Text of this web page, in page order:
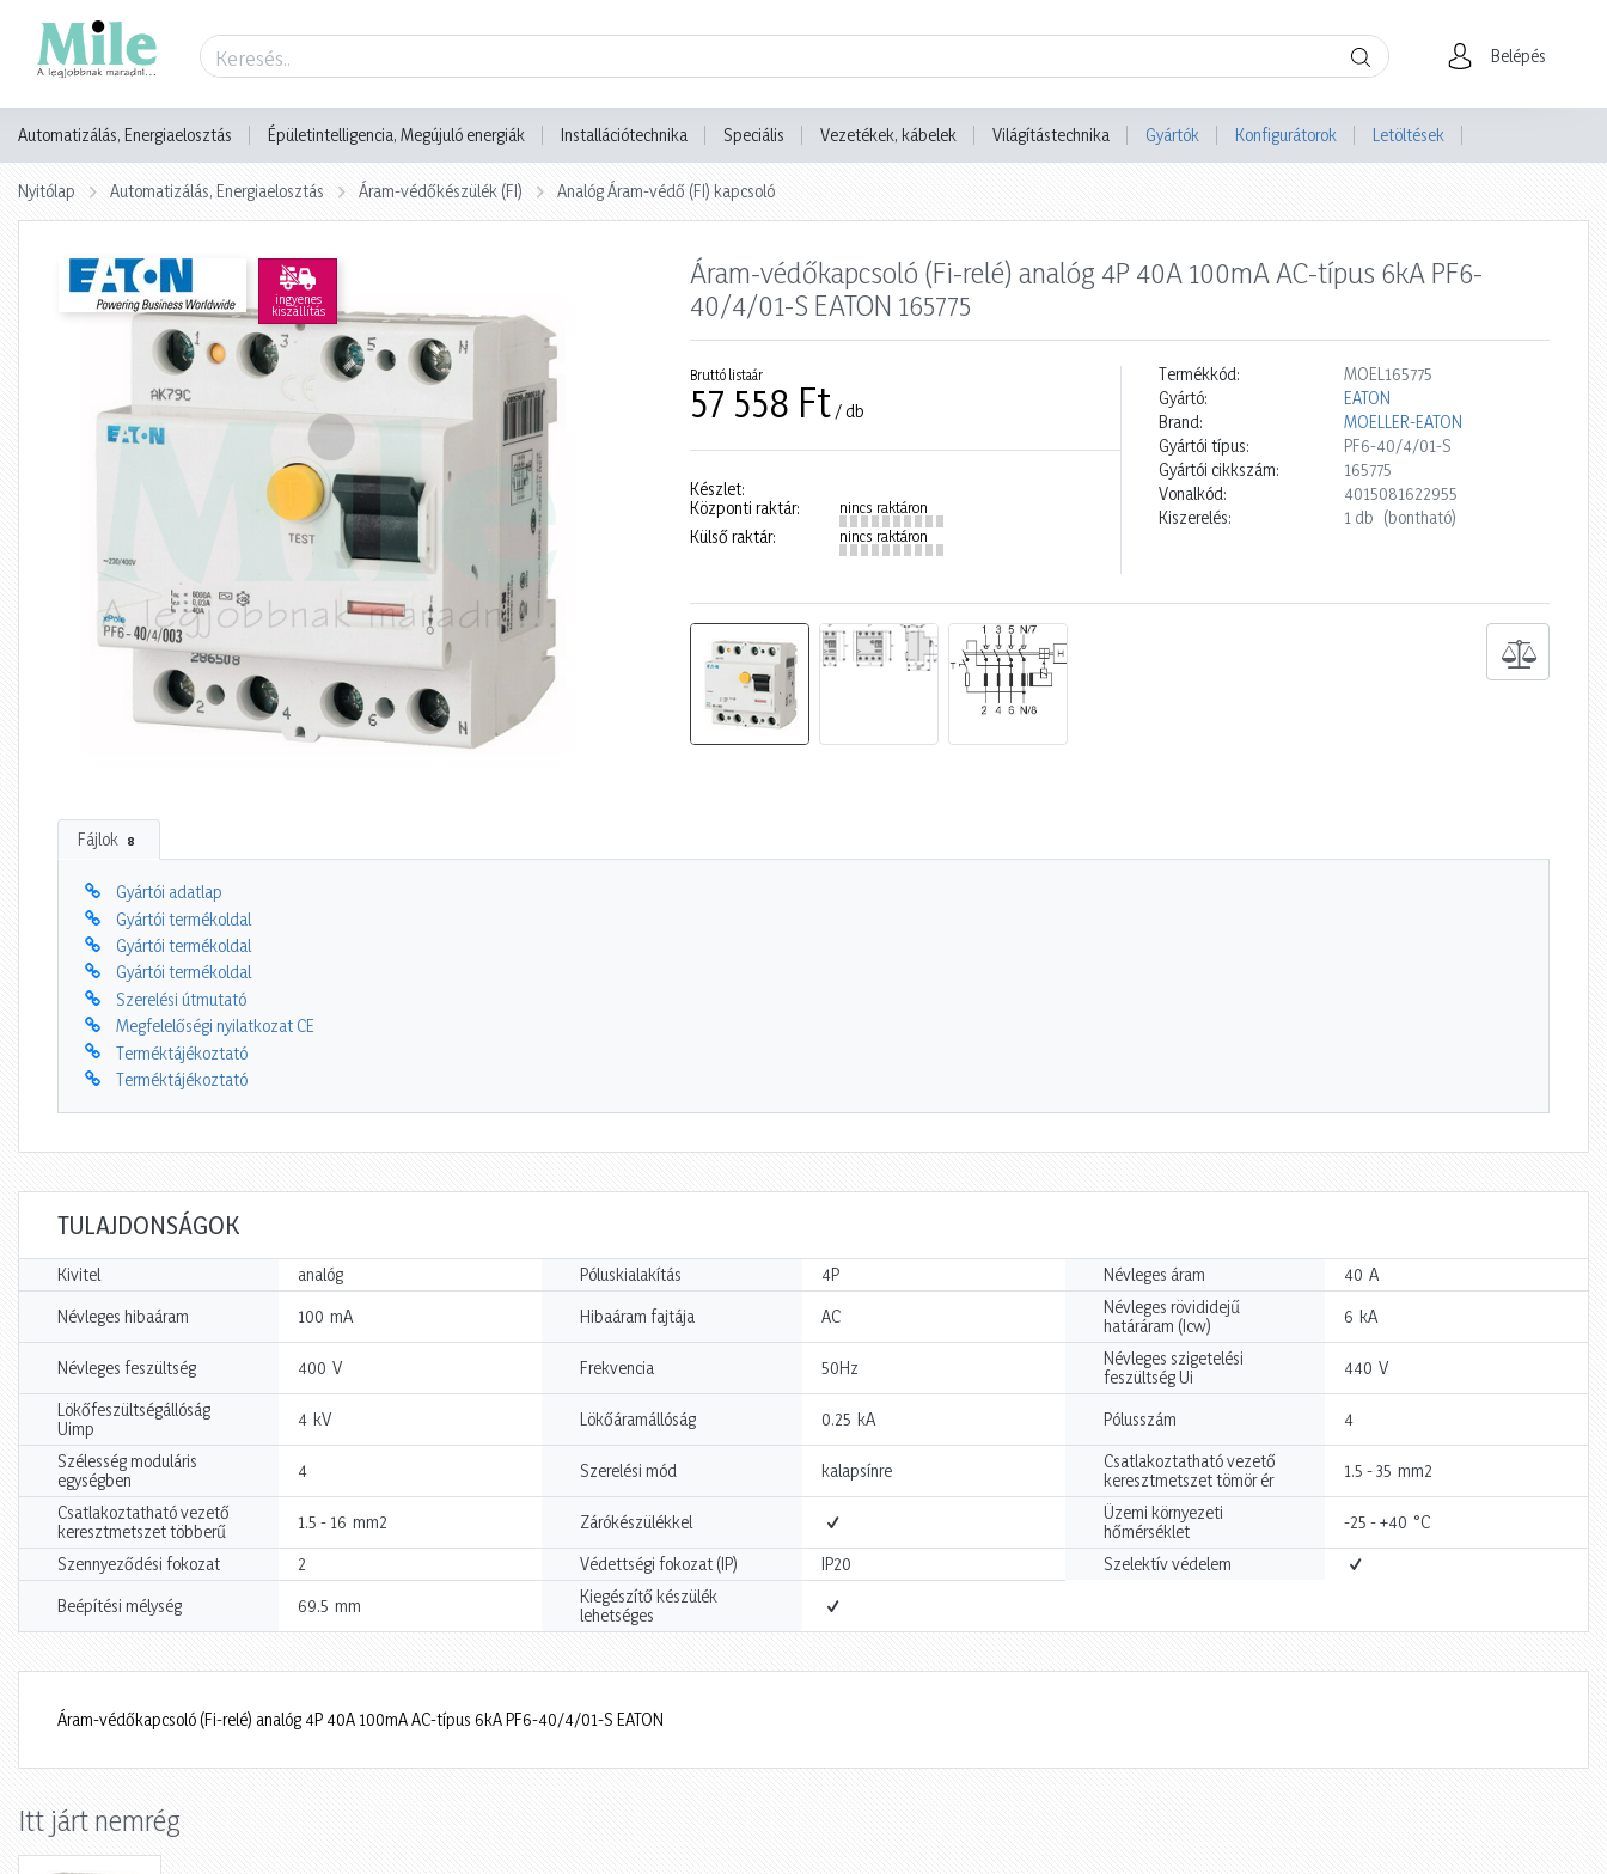
Belépés
Automatizálás, Energiaelosztás Épületintelligencia, Megújuló energiák Installációtechnika Speciális Vezetékek, kábelek Világítástechnika Gyártók Konfigurátorok Letöltések
Nyitólap Automatizálás, Energiaelosztás Áram-védőkészülék (FI) Analóg Áram-védő (FI) kapcsoló
ingyenes
kiszállítás
Áram-védőkapcsoló (Fi-relé) analóg 4P 40A 100mA AC-típus 6kA PF6-
40/4/01-S EATON 165775
Bruttó listaár
57 558 Ft / db
Készlet:
Központi raktár:
nincs raktáron
Külső raktár: nincs raktáron
Termékkód:
MOEL165775
Gyártó:
EATON
Brand:
MOELLER-EATON
Gyártói típus:
PF6-40/4/01-S
Gyártói cikkszám:
165775
Vonalkód:
4015081622955
Kiszerelés:
1 db (bontható)
Fájlok 8
Gyártói adatlap
Gyártói termékoldal
Gyártói termékoldal
Gyártói termékoldal
Szerelési útmutató
Megfelelőségi nyilatkozat CE
Terméktájékoztató
Terméktájékoztató
TULAJDONSÁGOK
Kivitel analóg Póluskialakítás 4P Névleges áram 40 A
Névleges hibaáram 100 mA Hibaáram fajtája AC
Névleges rövididejű
határáram (Icw)
6 kA
Névleges feszültség 400 V Frekvencia 50Hz
Névleges szigetelési
feszültség Ui
440 V
Lökőfeszültségállóság
Uimp
4 kV Lökőáramállóság 0.25 kA Pólusszám 4
Szélesség moduláris
egységben
4 Szerelési mód kalapsínre
Csatlakoztatható vezető
keresztmetszet tömör ér
1.5 - 35 mm2
Csatlakoztatható vezető
keresztmetszet többerű
1.5 - 16 mm2 Zárókészülékkel
Üzemi környezeti
hőmérséklet
-25 - +40 °C
Szennyeződési fokozat 2 Védettségi fokozat (IP) IP20 Szelektív védelem
Beépítési mélység 69.5 mm
Kiegészítő készülék
lehetséges
Áram-védőkapcsoló (Fi-relé) analóg 4P 40A 100mA AC-típus 6kA PF6-40/4/01-S EATON
Itt járt nemrég
Termék adatlap